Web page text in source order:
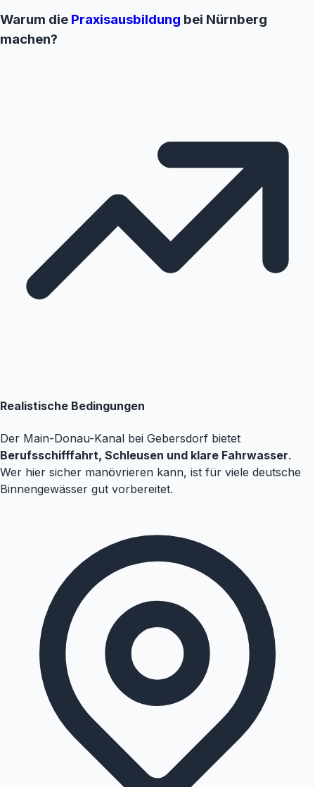
Warum die Praxisausbildung bei Nürnberg
machen?
Realistische Bedingungen
Der Main-Donau-Kanal bei Gebersdorf bietet
Berufsschifffahrt, Schleusen und klare Fahrwasser.
Wer hier sicher manövrieren kann, ist für viele deutsche
Binnengewässer gut vorbereitet.